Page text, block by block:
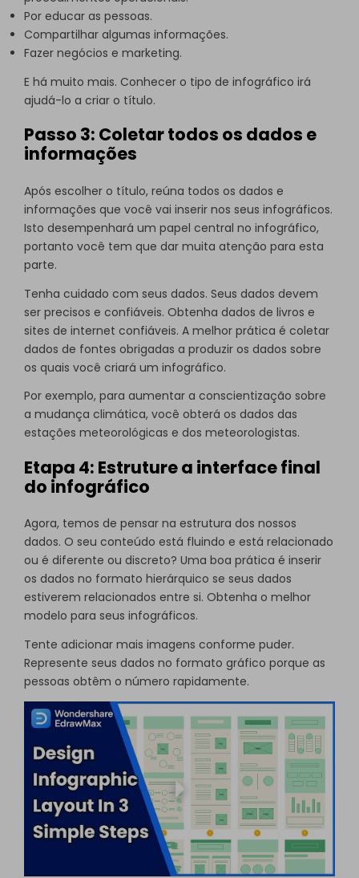
Por educar as pessoas.
Compartilhar algumas informações.
Fazer negócios e marketing.
E há muito mais. Conhecer o tipo de infográfico irá
ajudá-lo a criar o título.
Passo 3: Coletar todos os dados e
informações
Após escolher o título, reúna todos os dados e
informações que você vai inserir nos seus infográficos.
Isto desempenhará um papel central no infográfico,
portanto você tem que dar muita atenção para esta
parte.
Tenha cuidado com seus dados. Seus dados devem
ser precisos e confiáveis. Obtenha dados de livros e
sites de internet confiáveis. A melhor prática é coletar
dados de fontes obrigadas a produzir os dados sobre
os quais você criará um infográfico.
Por exemplo, para aumentar a conscientização sobre
a mudança climática, você obterá os dados das
estações meteorológicas e dos meteorologistas.
Etapa 4: Estruture a interface final
do infográfico
Agora, temos de pensar na estrutura dos nossos
dados. O seu conteúdo está fluindo e está relacionado
ou é diferente ou discreto? Uma boa prática é inserir
os dados no formato hierárquico se seus dados
estiverem relacionados entre si. Obtenha o melhor
modelo para seus infográficos.
Tente adicionar mais imagens conforme puder.
Represente seus dados no formato gráfico porque as
pessoas obtêm o número rapidamente.